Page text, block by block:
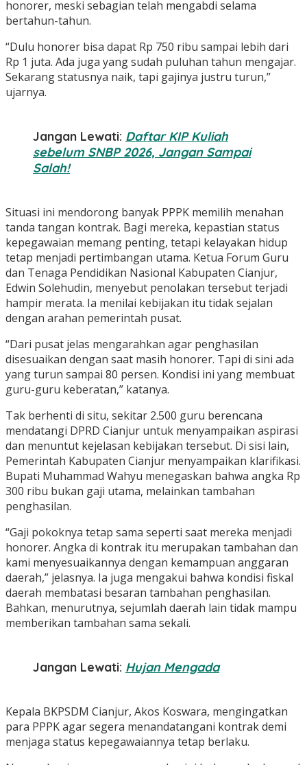
honorer, meski sebagian telah mengabdi selama
bertahun-tahun.
“Dulu honorer bisa dapat Rp 750 ribu sampai lebih dari
Rp 1 juta. Ada juga yang sudah puluhan tahun mengajar.
Sekarang statusnya naik, tapi gajinya justru turun,”
ujarnya.
Jangan Lewati: Daftar KIP Kuliah
sebelum SNBP 2026, Jangan Sampai
Salah!
Situasi ini mendorong banyak PPPK memilih menahan
tanda tangan kontrak. Bagi mereka, kepastian status
kepegawaian memang penting, tetapi kelayakan hidup
tetap menjadi pertimbangan utama. Ketua Forum Guru
dan Tenaga Pendidikan Nasional Kabupaten Cianjur,
Edwin Solehudin, menyebut penolakan tersebut terjadi
hampir merata. Ia menilai kebijakan itu tidak sejalan
dengan arahan pemerintah pusat.
“Dari pusat jelas mengarahkan agar penghasilan
disesuaikan dengan saat masih honorer. Tapi di sini ada
yang turun sampai 80 persen. Kondisi ini yang membuat
guru-guru keberatan,” katanya.
Tak berhenti di situ, sekitar 2.500 guru berencana
mendatangi DPRD Cianjur untuk menyampaikan aspirasi
dan menuntut kejelasan kebijakan tersebut. Di sisi lain,
Pemerintah Kabupaten Cianjur menyampaikan klarifikasi.
Bupati Muhammad Wahyu menegaskan bahwa angka Rp
300 ribu bukan gaji utama, melainkan tambahan
penghasilan.
“Gaji pokoknya tetap sama seperti saat mereka menjadi
honorer. Angka di kontrak itu merupakan tambahan dan
kami menyesuaikannya dengan kemampuan anggaran
daerah,” jelasnya. Ia juga mengakui bahwa kondisi fiskal
daerah membatasi besaran tambahan penghasilan.
Bahkan, menurutnya, sejumlah daerah lain tidak mampu
memberikan tambahan sama sekali.
Jangan Lewati: Hujan Mengada
Kepala BKPSDM Cianjur, Akos Koswara, mengingatkan
para PPPK agar segera menandatangani kontrak demi
menjaga status kepegawaiannya tetap berlaku.